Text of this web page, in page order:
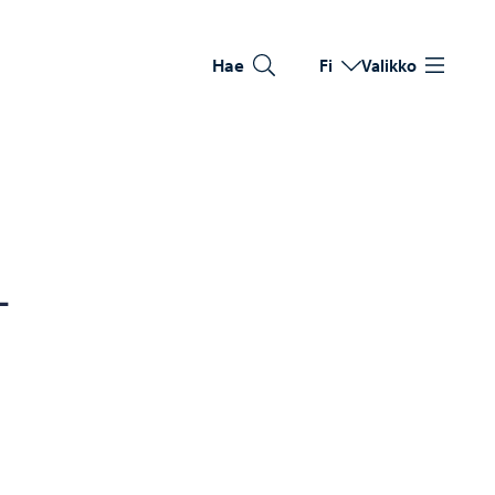
Hae Vaihda kieltä
Nykyinen kieli: Suomi
Fi Valikko